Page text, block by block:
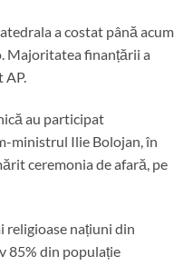
a costat până acum
Majoritatea finanțării a
AP.
au participat
ministrul Ilie Bolojan, în
ceremonia de afară, pe
religioase națiuni din
85% din populație